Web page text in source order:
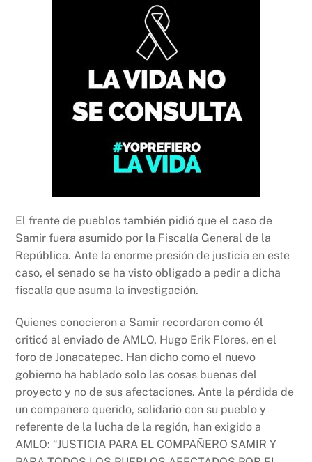
El frente de pueblos también pidió que el caso de
Samir fuera asumido por la Fiscalía General de la
República. Ante la enorme presión de justicia en este
caso, el senado se ha visto obligado a pedir a dicha
fiscalía que asuma la investigación.
Quienes conocieron a Samir recordaron como él
criticó al enviado de AMLO, Hugo Erik Flores, en el
foro de Jonacatepec. Han dicho como el nuevo
gobierno ha hablado solo las cosas buenas del
proyecto y no de sus afectaciones. Ante la pérdida de
un compañero querido, solidario con su pueblo y
referente de la lucha de la región, han exigido a
AMLO: “JUSTICIA PARA EL COMPAÑERO SAMIR Y